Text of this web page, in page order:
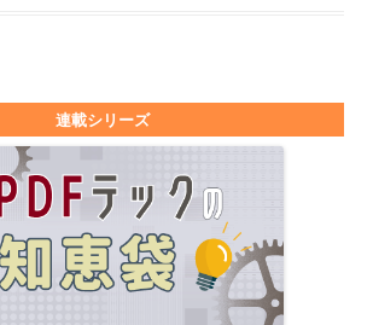
連載シリーズ